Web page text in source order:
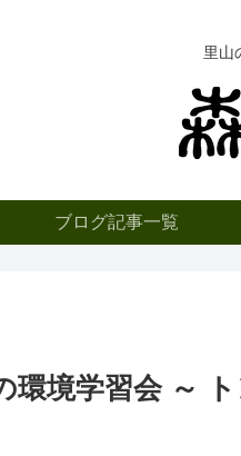
里山
ブログ記事一覧
環境学習会 ～